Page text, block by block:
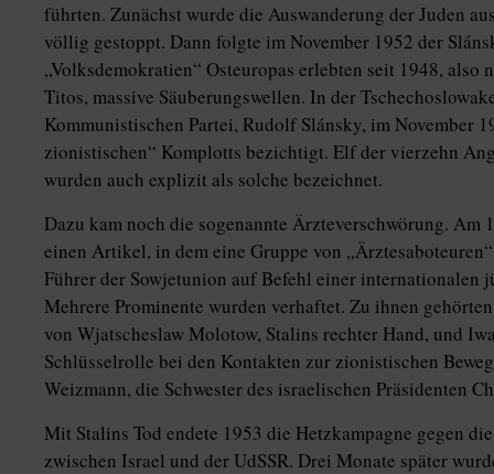
führten. Zunächst wurde die Auswanderung der Juden
völlig gestoppt. Dann folgte im November 1952 der
„Volksdemokratien“ Osteuropas erlebten seit 1948, also
Titos, massive Säuberungswellen. In der
Kommunistischen Partei, Rudolf Slánsky, im November
zionistischen“ Komplotts bezichtigt. Elf der vierzehn
wurden auch explizit als solche bezeichnet.
Dazu kam noch die sogenannte Ärzteverschwörung. Am
einen Artikel, in dem eine Gruppe von
Führer der Sowjetunion auf Befehl einer internationalen
Mehrere Prominente wurden verhaftet. Zu ihnen
von Wjatscheslaw Molotow, Stalins rechter Hand, und
Schlüsselrolle bei den Kontakten zur zionistischen
Weizmann, die Schwester des israelischen Präsidenten
Mit Stalins Tod endete 1953 die Hetzkampagne gegen
zwischen Israel und der UdSSR. Drei Monate später